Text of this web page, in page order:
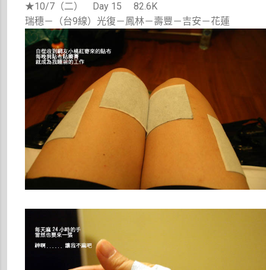
★10/7（二） Day 15 82.6K
瑞穗－（台9線）光復－鳳林－壽豐－吉安－花蓮